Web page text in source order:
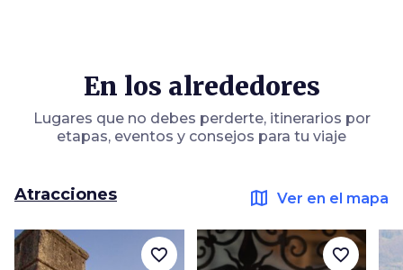
En los alrededores
Lugares que no debes perderte, itinerarios por
etapas, eventos y consejos para tu viaje
Atracciones map Ver en el mapa
favorite_border favorite_border